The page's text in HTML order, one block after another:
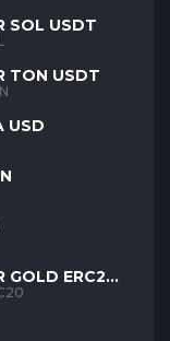
SOL USDT
TON USDT
USD
GOLD ERC20